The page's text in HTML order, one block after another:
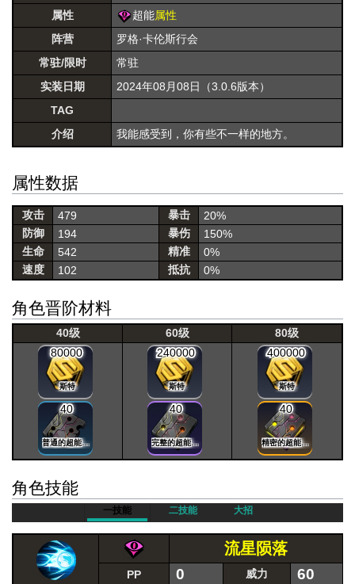
属性
超能属性
阵营
罗格·卡伦斯行会
常驻/限时
常驻
实装日期
2024年08月08日（3.0.6版本）
TAG
介绍
我能感受到，你有些不一样的地方。
属性数据
攻击 479 暴击
20%
防御
194 暴伤
150%
生命
542 精准
0%
速度
102 抵抗 0%
角色晋阶材料
40级 60级
80级
80000
斯特
40
普通的超能晶片
240000
斯特
40
完整的超能晶片
400000
斯特
40
精密的超能晶片
角色技能
一技能 二技能 大招
流星陨落
PP 0 威力 60